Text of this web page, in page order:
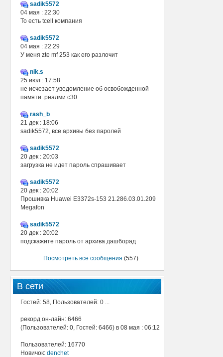
sadik5572
04 мая : 22:30
То есть tcell компания
sadik5572
04 мая : 22:29
У меня zte mf 253 как его разлочит
nik.s
25 июл : 17:58
не исчезает уведомление об освобожденной
памяти .реалми с30
rash_b
21 дек : 18:06
sadik5572, все архивы без паролей
sadik5572
20 дек : 20:03
загрузка не идет пароль спрашивает
sadik5572
20 дек : 20:02
Прошивка Huawei E3372s-153 21.286.03.01.209
Megafon
sadik5572
20 дек : 20:02
подскажите пароль от архива дашборад
Посмотреть все сообщения (557)
В сети
Гостей: 58, Пользователей: 0 ...
рекорд он-лайн: 6466
(Пользователей: 0, Гостей: 6466) в 08 мая : 06:12
Пользователей: 16770
Новичок: denchet